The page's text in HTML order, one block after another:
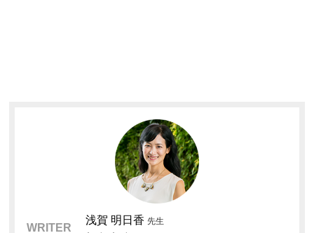
WRITER
浅賀 明日香 先生